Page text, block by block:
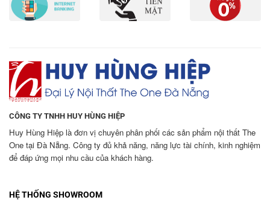
CÔNG TY TNHH HUY HÙNG HIỆP
Huy Hùng Hiệp là đơn vị chuyên phân phối các sản phẩm nội thất The
One tại Đà Nẵng. Công ty đủ khả năng, năng lực tài chính, kinh nghiệm
để đáp ứng mọi nhu cầu của khách hàng.
HỆ THỐNG SHOWROOM